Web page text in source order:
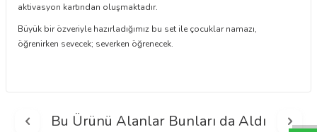
aktivasyon kartından oluşmaktadır.
Büyük bir özveriyle hazırladığımız bu set ile çocuklar namazı,
öğrenirken sevecek; severken öğrenecek.
Bu Ürünü Alanlar Bunları da Aldı